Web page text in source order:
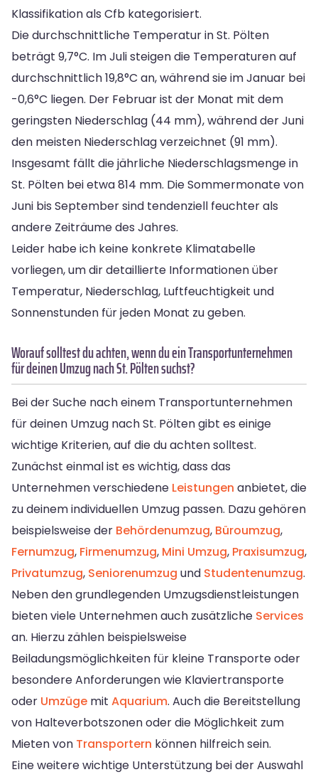
Klassifikation als Cfb kategorisiert.
Die durchschnittliche Temperatur in St. Pölten
beträgt 9,7°C. Im Juli steigen die Temperaturen auf
durchschnittlich 19,8°C an, während sie im Januar bei
-0,6°C liegen. Der Februar ist der Monat mit dem
geringsten Niederschlag (44 mm), während der Juni
den meisten Niederschlag verzeichnet (91 mm).
Insgesamt fällt die jährliche Niederschlagsmenge in
St. Pölten bei etwa 814 mm. Die Sommermonate von
Juni bis September sind tendenziell feuchter als
andere Zeiträume des Jahres.
Leider habe ich keine konkrete Klimatabelle
vorliegen, um dir detaillierte Informationen über
Temperatur, Niederschlag, Luftfeuchtigkeit und
Sonnenstunden für jeden Monat zu geben.
Worauf solltest du achten, wenn du ein Transportunternehmen
für deinen Umzug nach St. Pölten suchst?
Bei der Suche nach einem Transportunternehmen
für deinen Umzug nach St. Pölten gibt es einige
wichtige Kriterien, auf die du achten solltest.
Zunächst einmal ist es wichtig, dass das
Unternehmen verschiedene Leistungen anbietet, die
zu deinem individuellen Umzug passen. Dazu gehören
beispielsweise der Behördenumzug, Büroumzug,
Fernumzug, Firmenumzug, Mini Umzug, Praxisumzug,
Privatumzug, Seniorenumzug und Studentenumzug.
Neben den grundlegenden Umzugsdienstleistungen
bieten viele Unternehmen auch zusätzliche Services
an. Hierzu zählen beispielsweise
Beiladungsmöglichkeiten für kleine Transporte oder
besondere Anforderungen wie Klaviertransporte
oder Umzüge mit Aquarium. Auch die Bereitstellung
von Halteverbotszonen oder die Möglichkeit zum
Mieten von Transportern können hilfreich sein.
Eine weitere wichtige Unterstützung bei der Auswahl